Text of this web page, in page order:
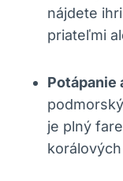
nájdete
priateľmi
Potápanie
je plný